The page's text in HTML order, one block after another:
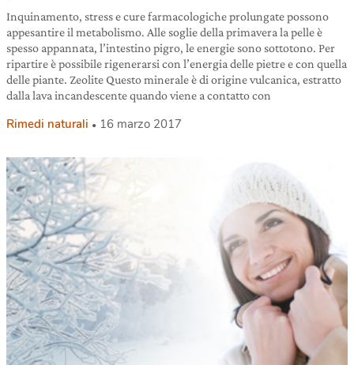
Inquinamento, stress e cure farmacologiche prolungate possono
appesantire il metabolismo. Alle soglie della primavera la pelle è
spesso appannata, l’intestino pigro, le energie sono sottotono. Per
ripartire è possibile rigenerarsi con l’energia delle pietre e con quella
delle piante. Zeolite Questo minerale è di origine vulcanica, estratto
dalla lava incandescente quando viene a contatto con
Rimedi naturali 16 marzo 2017